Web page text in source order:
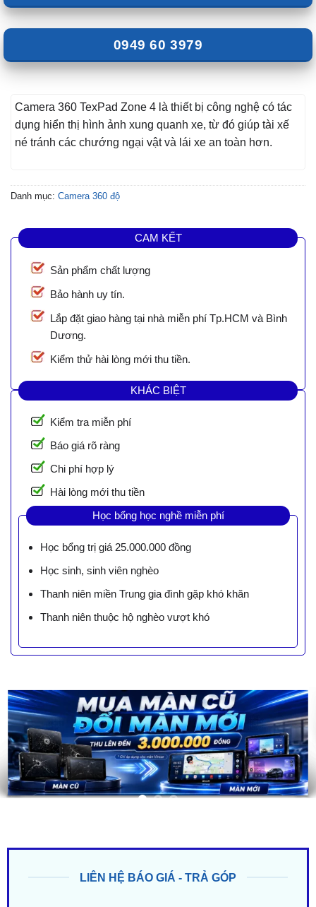
0949 60 3979
Camera 360 TexPad Zone 4 là thiết bị công nghệ có tác
dụng hiển thị hình ảnh xung quanh xe, từ đó giúp tài xế
né tránh các chướng ngại vật và lái xe an toàn hơn.
Danh mục: Camera 360 độ
CAM KẾT
Sản phẩm chất lượng
Bảo hành uy tín.
Lắp đặt giao hàng tại nhà miễn phí Tp.HCM và Bình
Dương.
Kiểm thử hài lòng mới thu tiền.
KHÁC BIỆT
Kiểm tra miễn phí
Báo giá rõ ràng
Chi phí hợp lý
Hài lòng mới thu tiền
Học bổng học nghề miễn phí
Học bổng trị giá 25.000.000 đồng
Học sinh, sinh viên nghèo
Thanh niên miền Trung gia đình gặp khó khăn
Thanh niên thuộc hộ nghèo vượt khó